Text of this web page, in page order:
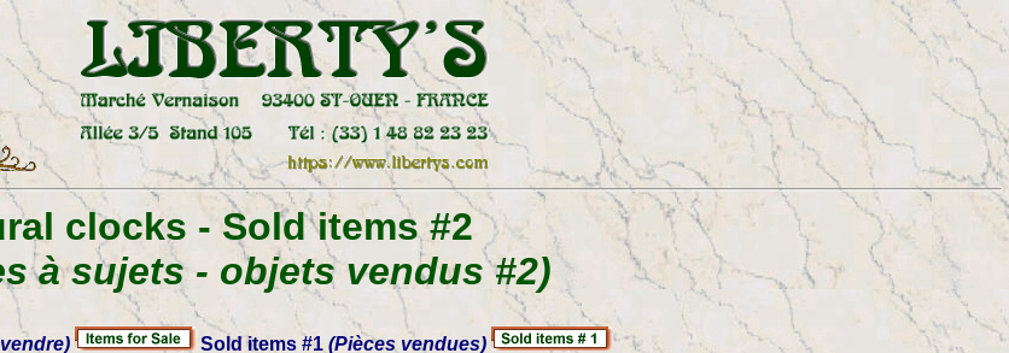
clocks - Sold items #2
à sujets - objets vendus #2)
Sold items #1(Pièces vendues)